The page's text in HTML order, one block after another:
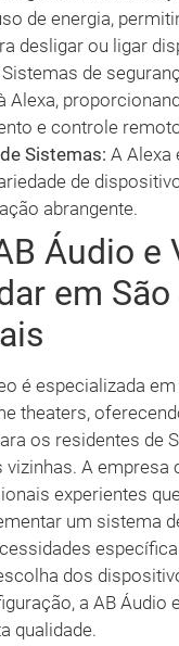
de energia,
desligar ou ligar
Sistemas de
Alexa,
e controle
Sistemas: A Alexa
de
abrangente.
Áudio e
em
é especializada
theaters,
os residentes de
vizinhas. A empresa
experientes
um sistema
dos
a AB Áudio
qualidade.